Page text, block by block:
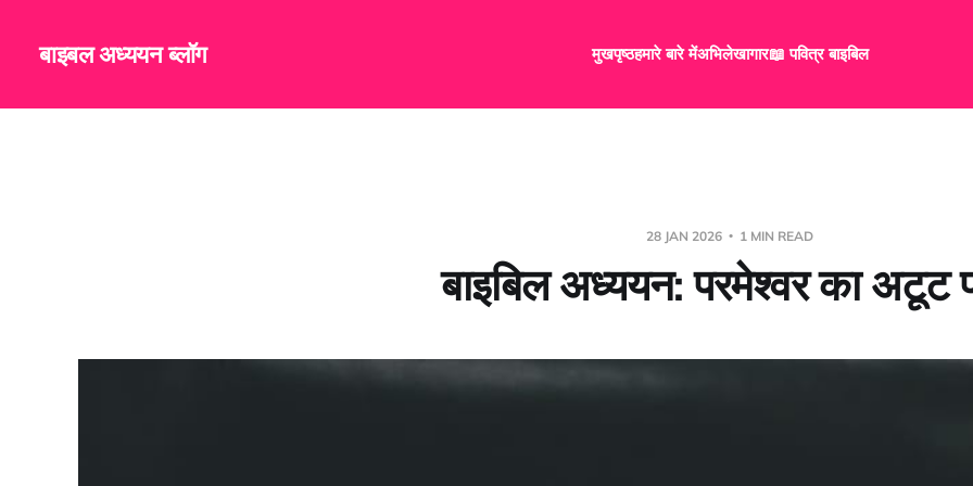
बाइबल अध्ययन ब्लॉग मुखपृष्ठहमारे बारे मेंअभिलेखागार📖 पवित्र बाइबिल
28 JAN 2026 1 MIN READ
बाइबिल अध्ययन: परमेश्वर का अटूट